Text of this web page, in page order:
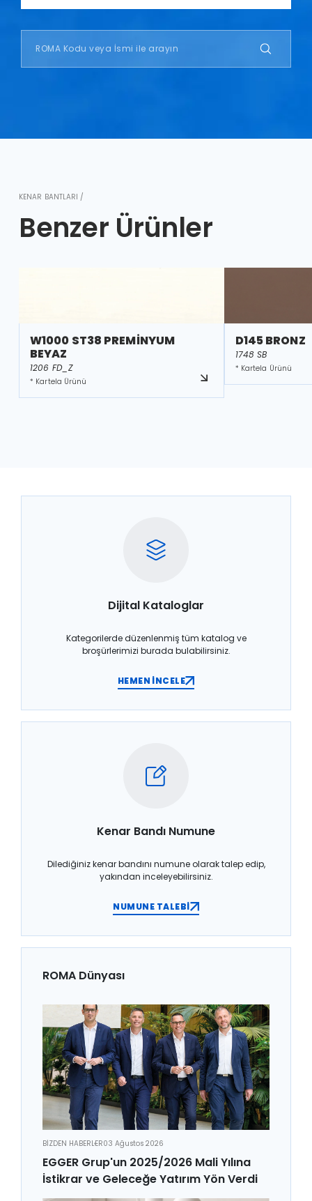
KENAR BANTLARI /
Benzer Ürünler
W1000 ST38 PREMİNYUM
BEYAZ
1206 FD_Z
* Kartela Ürünü
D145 BRONZ
1748 SB
* Kartela Ürünü
Dijital Kataloglar
Kategorilerde düzenlenmiş tüm katalog ve
broşürlerimizi burada bulabilirsiniz.
HEMEN İNCELE
Kenar Bandı Numune
Dilediğiniz kenar bandını numune olarak talep edip,
yakından inceleyebilirsiniz.
NUMUNE TALEBİ
ROMA Dünyası
BİZDEN HABERLER03 Ağustos 2026
EGGER Grup'un 2025/2026 Mali Yılına
İstikrar ve Geleceğe Yatırım Yön Verdi